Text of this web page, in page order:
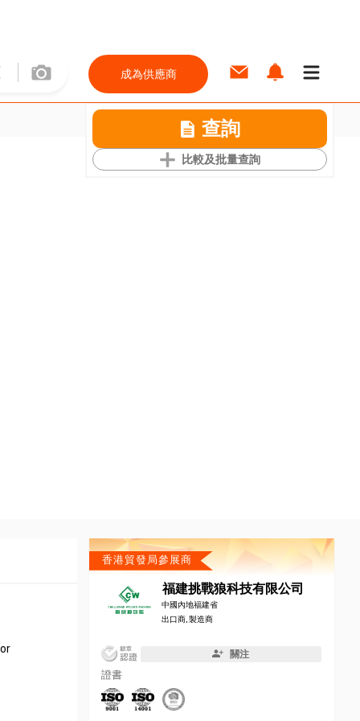
成為供應商
查詢
比較及批量查詢
香港貿發局參展商
福建挑戰狼科技有限公司
中國內地福建省
出口商, 製造商
關注
證書